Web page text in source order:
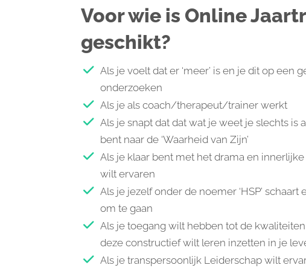
Voor wie is Online
geschikt?
Als je voelt dat er ‘meer’ is en je dit op een
onderzoeken
Als je als coach/therapeut/trainer werkt
Als je snapt dat dat wat je weet je slechts is
bent naar de ‘Waarheid van Zijn’
Als je klaar bent met het drama en
wilt ervaren
Als je jezelf onder de noemer ‘HSP’
om te gaan
Als je toegang wilt hebben tot de
deze constructief wilt leren inzetten in je
Als je transpersoonlijk Leiderschap wilt